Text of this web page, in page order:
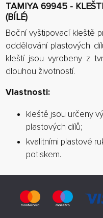
TAMIYA 69945 -
(BÍLÉ)
Boční vyštipovací kleště
oddělování plastových
kleští jsou vyrobeny z
dlouhou životností.
Vlastnosti:
kleště jsou určeny
plastových dílů;
kvalitními plastové
potiskem.